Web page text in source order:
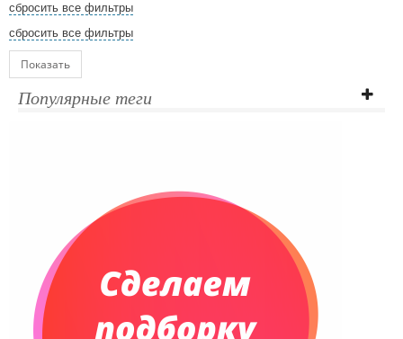
сбросить все фильтры
сбросить все фильтры
Показать
Популярные теги